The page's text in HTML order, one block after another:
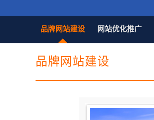
品牌网站建设 网站优化推广
品牌网站建设